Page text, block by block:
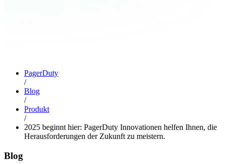
PagerDuty
/
Blog
/
Produkt
/
2025 beginnt hier: PagerDuty Innovationen helfen Ihnen, die
Herausforderungen der Zukunft zu meistern.
Blog